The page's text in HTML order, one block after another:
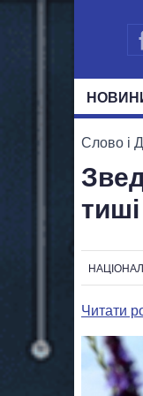
Слово і
тиші
Читати